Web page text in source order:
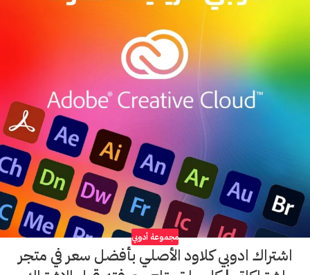
مجموعة أدوبي
اشتراك ادوبي كلاود الأصلي بأفضل سعر في متجر